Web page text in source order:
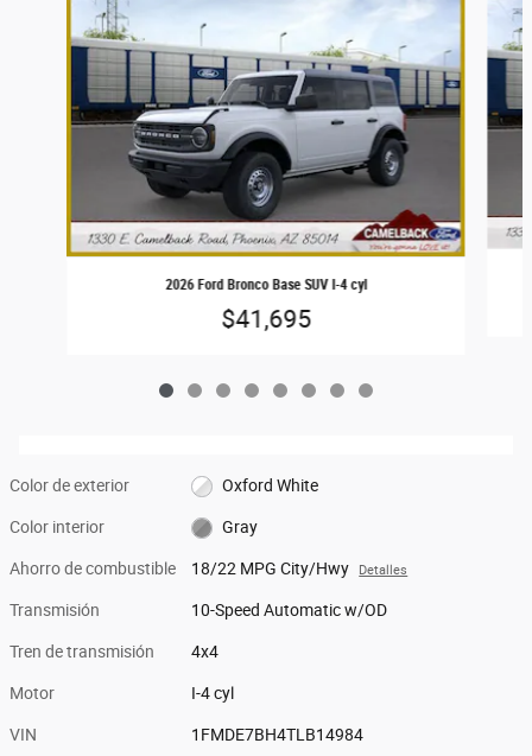
2026 Ford Bronco Base SUV I-4 cyl
$41,695
Color de exterior Oxford White
Color interior Gray
Ahorro de combustible 18/22 MPG City/Hwy Detalles
Transmisión 10-Speed Automatic w/OD
Tren de transmisión 4x4
Motor I-4 cyl
VIN 1FMDE7BH4TLB14984